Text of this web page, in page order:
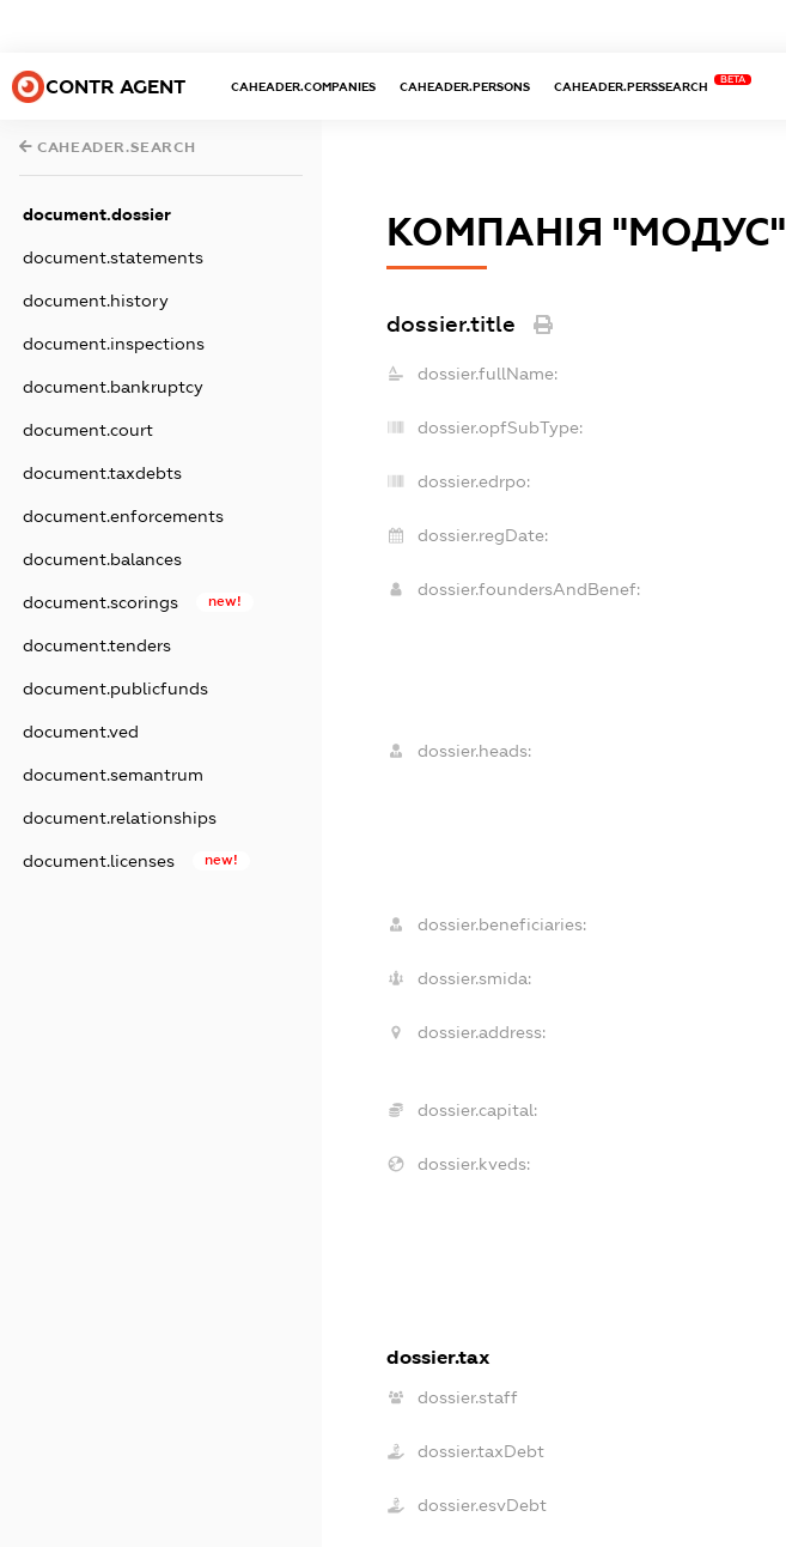
CONTR AGENT CAHEADER.COMPANIES CAHEADER.PERSONS CAHEADER.PERSSEARCH
BETA
CAHEADER.SEARCH
document.dossier
document.statements
document.history
document.inspections
document.bankruptcy
document.court
document.taxdebts
document.enforcements
document.balances
document.scorings new!
document.tenders
document.publicfunds
document.ved
document.semantrum
document.relationships
document.licenses new!
КОМПАНІЯ "МОДУС"
dossier.title
dossier.fullName:
dossier.opfSubType:
dossier.edrpo:
dossier.regDate:
dossier.foundersAndBenef:
dossier.heads:
dossier.beneficiaries:
dossier.smida:
dossier.address:
dossier.capital:
dossier.kveds:
dossier.tax
dossier.staff
dossier.taxDebt
dossier.esvDebt